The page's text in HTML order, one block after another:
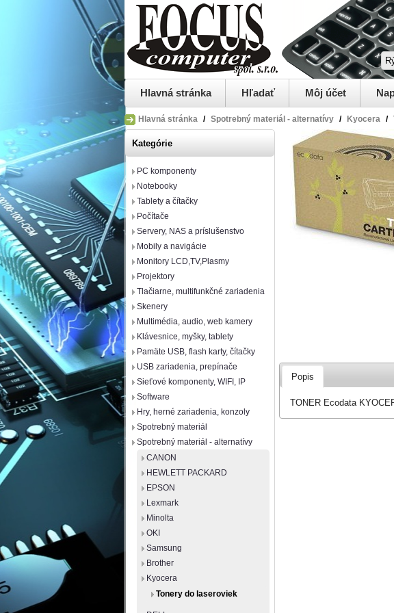
Hlavná stránka Hľadať Môj účet
Hlavná stránka / Spotrebný materiál - alternatívy / Kyocera /
Kategórie
PC komponenty
Notebooky
Tablety a čítačky
Počítače
Servery, NAS a príslušenstvo
Mobily a navigácie
Monitory LCD,TV,Plasmy
Projektory
Tlačiarne, multifunkčné zariadenia
Skenery
Multimédia, audio, web kamery
Klávesnice, myšky, tablety
Pamäte USB, flash karty, čítačky
USB zariadenia, prepínače
Sieťové komponenty, WIFI, IP
Software
Hry, herné zariadenia, konzoly
Spotrebný materiál
Spotrebný materiál - alternatívy
CANON
HEWLETT PACKARD
EPSON
Lexmark
Minolta
OKI
Samsung
Brother
Kyocera
Tonery do laseroviek
Popis
TONER Ecodata